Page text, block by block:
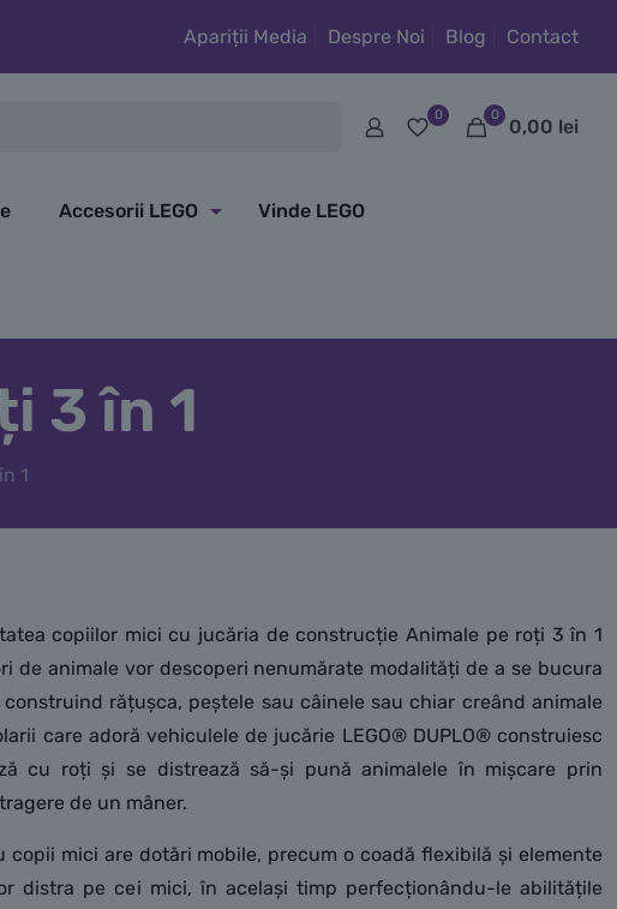
Apariții Media Despre Noi Blog Contact
0 0
0,00 lei
Accesorii LEGO Vinde LEGO
3 în 1
1
copiilor mici cu jucăria de construcție Animale pe roți 3 în 1
de animale vor descoperi nenumărate modalități de a se bucura
rățușca, peștele sau câinele sau chiar creând animale
care adoră vehiculele de jucărie LEGO® DUPLO® construiesc
cu roți și se distrează să-și pună animalele în mișcare prin
de un mâner.
copii mici are dotări mobile, precum o coadă flexibilă și elemente
distra pe cei mici, în același timp perfecționându-le abilitățile